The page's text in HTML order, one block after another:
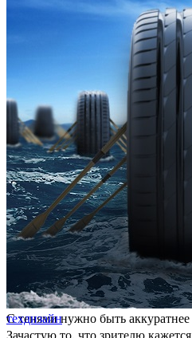
С тенями нужно быть аккуратнее
Зачастую то, что зрителю кажется
техдизайн